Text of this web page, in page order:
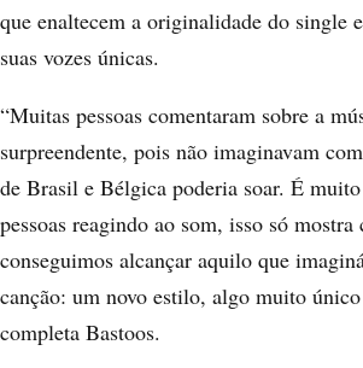
que enaltecem a originalidade do single
suas vozes únicas.
“Muitas pessoas comentaram sobre a
surpreendente, pois não imaginavam
de Brasil e Bélgica poderia soar. É
pessoas reagindo ao som, isso só mostra
conseguimos alcançar aquilo que
canção: um novo estilo, algo muito
completa Bastoos.